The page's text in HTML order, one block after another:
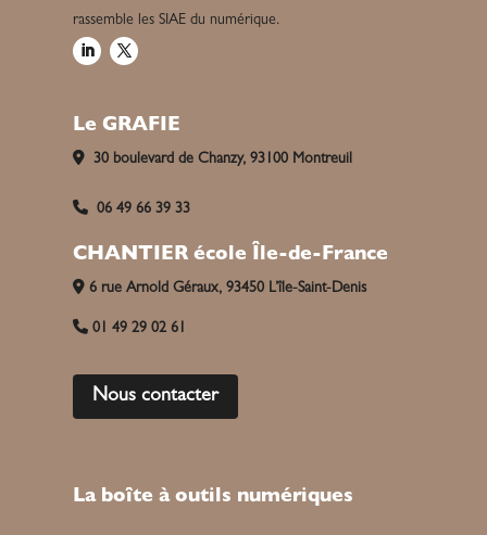
rassemble les SIAE du numérique.
Le GRAFIE
30 boulevard de Chanzy, 93100 Montreuil
06 49 66 39 33
CHANTIER école Île-de-France
6 rue Arnold Géraux, 93450 L’île-Saint-Denis
01 49 29 02 61
Nous contacter
La boîte à outils numériques